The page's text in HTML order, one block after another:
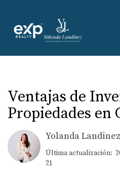
Ventajas de
Propiedades en
Yolanda Landinez
Última actualización:
21